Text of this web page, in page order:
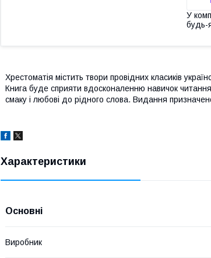
У
будь-
Хрестоматія містить твори провідних класиків
Книга буде сприяти вдосконаленню навичок
смаку і любові до рідного слова. Видання
Характеристики
Основні
Виробник